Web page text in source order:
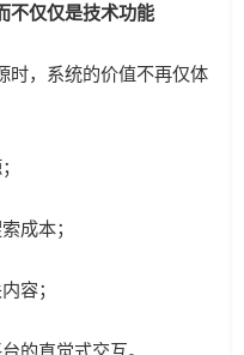
不仅仅是技术功能
时，系统的价值不再仅体
成本；
容；